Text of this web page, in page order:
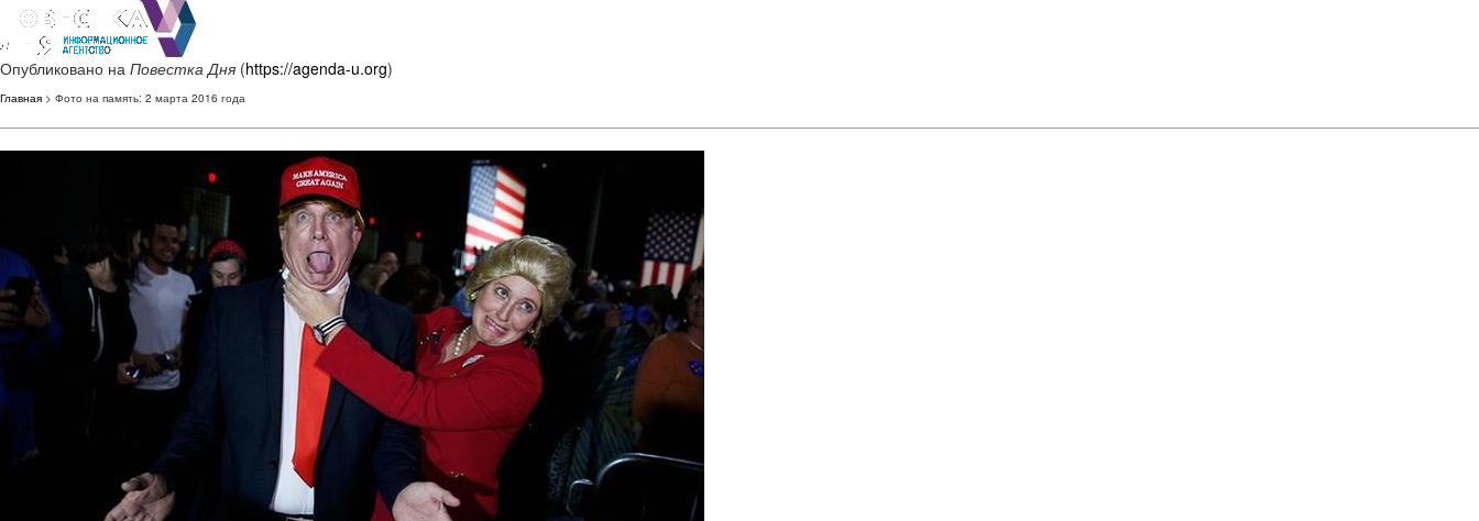
Опубликовано на Повестка Дня (https://agenda-u.org)
Главная > Фото на память: 2 марта 2016 года